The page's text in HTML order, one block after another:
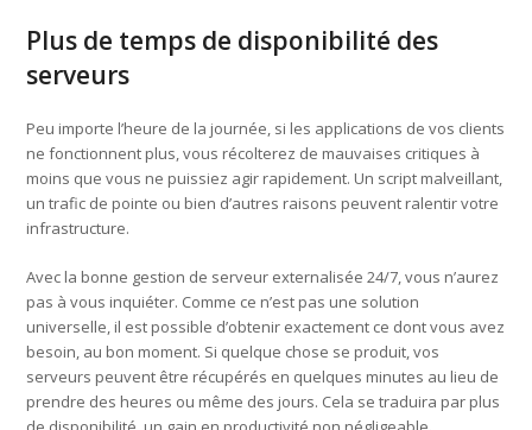
Plus de temps de disponibilité des
serveurs
Peu importe l’heure de la journée, si les applications de vos clients
ne fonctionnent plus, vous récolterez de mauvaises critiques à
moins que vous ne puissiez agir rapidement. Un script malveillant,
un trafic de pointe ou bien d’autres raisons peuvent ralentir votre
infrastructure.
Avec la bonne gestion de serveur externalisée 24/7, vous n’aurez
pas à vous inquiéter. Comme ce n’est pas une solution
universelle, il est possible d’obtenir exactement ce dont vous avez
besoin, au bon moment. Si quelque chose se produit, vos
serveurs peuvent être récupérés en quelques minutes au lieu de
prendre des heures ou même des jours. Cela se traduira par plus